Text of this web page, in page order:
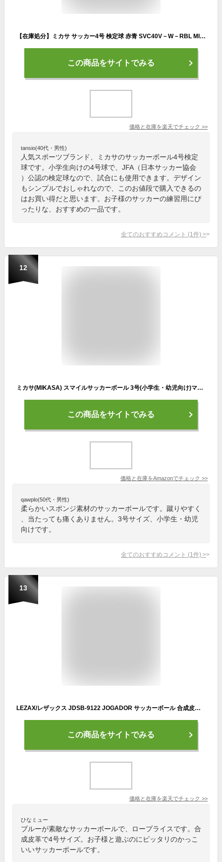
【在庫処分】ミカサ サッカー4号 検定球 赤青 SVC40V－W－RBL MIKASA SVC40VWRBL
この商品をサイトでみる
価格と在庫を楽天でチェック >>
tansio(40代・男性)
人気スポーツブランド、ミカサのサッカーボール4号検定
球です。小学生向けの4号球で、JFA（日本サッカー協会
）公認の検定球なので、試合にも使用できます。デザイン
もシンプルでおしゃれなので、このお値段で購入できるの
はお買い得だと思います。お子様のサッカーの練習用にぴ
ったりな、おすすめの一品です。
全てのおすすめコメント (1 件) >
12
ミカサ(MIKASA) スマイルサッカーボール 3号(小学生・幼児向け)マシン縫い ブルー/レッド STPEF3-SBLR 推奨内圧0.20~0.30(kgf/㎠)
この商品をサイトでみる
価格と在庫をAmazonでチェック >>
qawplo(50代・男性)
柔らかいスポンジ素材のサッカーボールです。蹴りやすく
、当たっても痛くありません。3号サイズ、小学生・幼児
向けです。
全てのおすすめコメント (1 件) >
13
LEZAX/レザックス JDSB-9122 JOGADOR サッカーボール 合成皮革 4号球 (ブルー)
この商品をサイトでみる
価格と在庫を楽天でチェック >>
ひなミュー
ブルーが素敵なサッカーボールで、ロープライスです。合
成皮革で4号サイズ。お子様と遊ぶのにピッタリのかっこ
いいサッカーボールです。